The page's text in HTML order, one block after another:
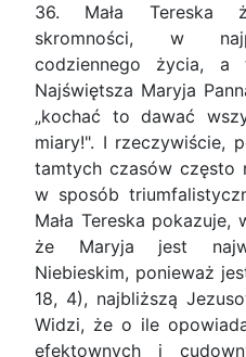
36. Mała Tereska
skromności, w
codziennego życia,
Najświętsza Maryja
„kochać to dawać
miary!". I rzeczywiście,
tamtych czasów często
w sposób
Mała Tereska
że Maryja jest
Niebieskim, ponieważ
18, 4), najbliższą
Widzi, że o ile
efektownych i